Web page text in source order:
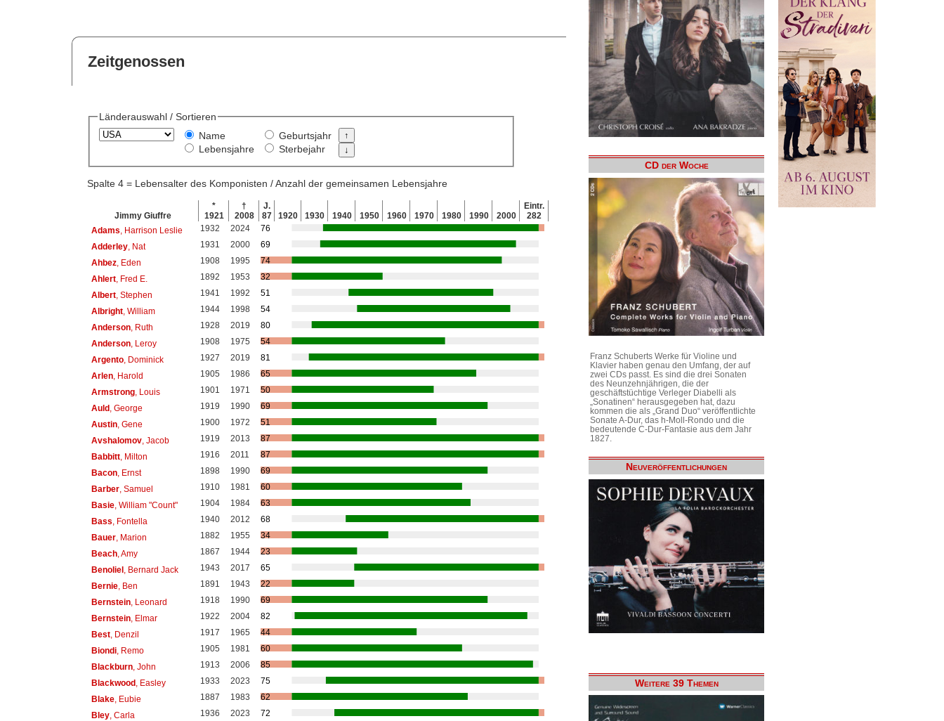
Zeitgenossen
Länderauswahl / Sortieren
Name
Lebensjahre
Geburtsjahr
Sterbejahr
Spalte 4 = Lebensalter des Komponisten / Anzahl der gemeinsamen Lebensjahre
Jimmy Giuffre
*
1921
†
2008
J.
87
1920 1930 1940 1950 1960 1970 1980 1990 2000
Eintr.
282
Adams , Harrison Leslie 1932 2024
76
Adderley, Nat 1931 2000
69
Ahbez, Eden 1908 1995
74
Ahlert, Fred E. 1892 1953
32
Albert, Stephen 1941 1992
51
Albright, William 1944 1998
54
Anderson, Ruth 1928 2019
80
Anderson, Leroy 1908 1975
54
Argento, Dominick 1927 2019
81
Arlen, Harold 1905 1986
65
Armstrong, Louis 1901 1971
50
Auld, George 1919 1990
69
Austin, Gene 1900 1972
51
Avshalomov, Jacob 1919 2013
87
Babbitt, Milton 1916 2011
87
Bacon, Ernst 1898 1990
69
Barber, Samuel 1910 1981
60
Basie, William "Count" 1904 1984
63
Bass , Fontella 1940 2012
68
Bauer, Marion 1882 1955
34
Beach, Amy 1867 1944
23
Benoliel, Bernard Jack 1943 2017
65
Bernie, Ben 1891 1943
22
Bernstein, Leonard 1918 1990
69
Bernstein, Elmar 1922 2004
82
Best, Denzil 1917 1965
44
Biondi, Remo 1905 1981
60
Blackburn, John 1913 2006
85
Blackwood, Easley 1933 2023
75
Blake, Eubie 1887 1983
62
Bley, Carla 1936 2023
72
CD der Woche
Franz Schuberts Werke für Violine und
Klavier haben genau den Umfang, der auf
zwei CDs passt. Es sind die drei Sonaten
des Neunzehnjährigen, die der
geschäftstüchtige Verleger Diabelli als
„Sonatinen“ herausgegeben hat, dazu
kommen die als „Grand Duo“ veröffentlichte
Sonate A-Dur, das h-Moll-Rondo und die
bedeutende C-Dur-Fantasie aus dem Jahr
1827.
Neuveröffentlichungen
Weitere 39 Themen